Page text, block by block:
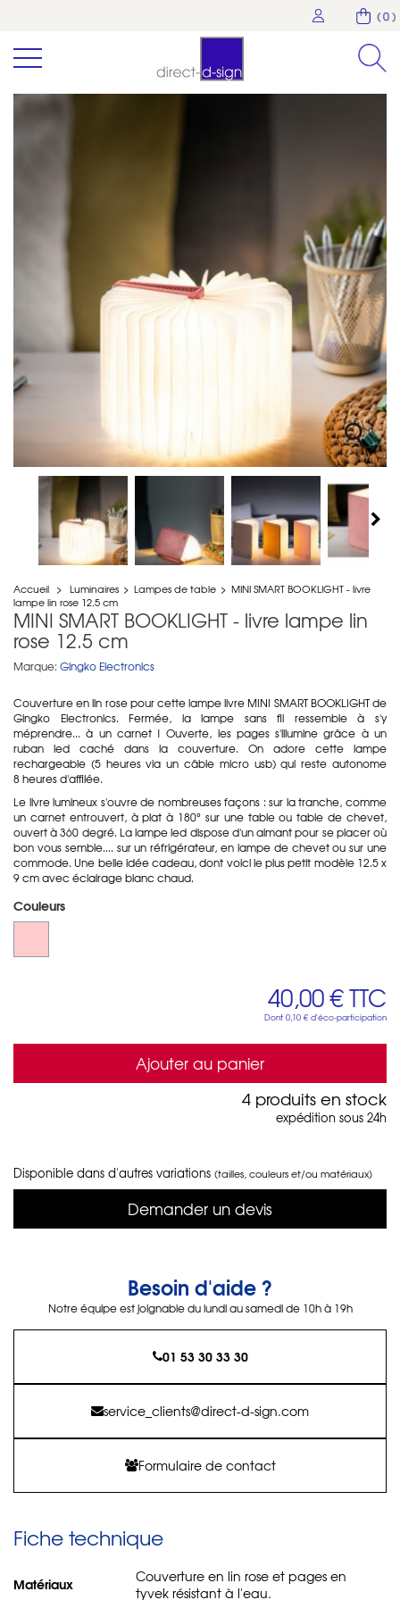
( 0 )
Accueil > Luminaires > Lampes de table > MINI SMART BOOKLIGHT - livre
lampe lin rose 12.5 cm
MINI SMART BOOKLIGHT - livre lampe lin
rose 12.5 cm
Marque: Gingko Electronics
Couverture en lin rose pour cette lampe livre MINI SMART BOOKLIGHT de
Gingko Electronics. Fermée, la lampe sans fil ressemble à s'y
méprendre... à un carnet ! Ouverte, les pages s'illumine grâce à un
ruban led caché dans la couverture. On adore cette lampe
rechargeable (5 heures via un câble micro usb) qui reste autonome
8 heures d'affilée.
Le livre lumineux s'ouvre de nombreuses façons : sur la tranche, comme
un carnet entrouvert, à plat à 180° sur une table ou table de chevet,
ouvert à 360 degré. La lampe led dispose d'un aimant pour se placer où
bon vous semble.... sur un réfrigérateur, en lampe de chevet ou sur une
commode. Une belle idée cadeau, dont voici le plus petit modèle 12.5 x
9 cm avec éclairage blanc chaud.
Couleurs
40,00 €TTC
Dont 0,10 € d'éco-participation
Ajouter au panier
4 produits en stock
expédition sous 24h
Disponible dans d'autres variations (tailles, couleurs et/ou matériaux)
Demander un devis
Besoin d'aide ?
Notre équipe est joignable du lundi au samedi de 10h à 19h
01 53 30 33 30
service_clients@direct-d-sign.com
Formulaire de contact
Fiche technique
Matériaux
Couverture en lin rose et pages en
tyvek résistant à l'eau.